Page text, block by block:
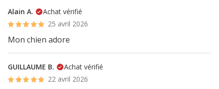
Alain A.
Achat vérifié
25 avril 2026
Mon chien adore
GUILLAUME B.
Achat vérifié
22 avril 2026